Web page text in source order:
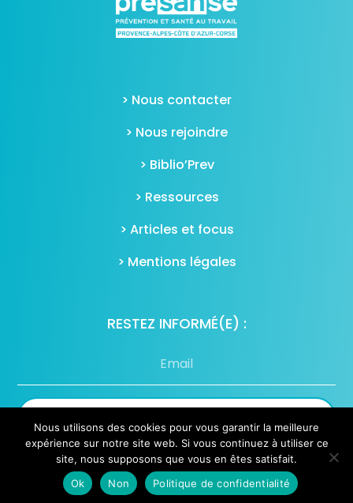
> Nous contacter
> Nous rejoindre
> Biblio’Prev
> Ressources
> Articles et focus
> Mentions légales
RESTEZ INFORMÉ(E) :
Toutes les newsletters
Nous utilisons des cookies pour vous garantir la meilleure
expérience sur notre site web. Si vous continuez à utiliser ce
site, nous supposons que vous en êtes satisfait.
Ok
Non Politique de confidentialité